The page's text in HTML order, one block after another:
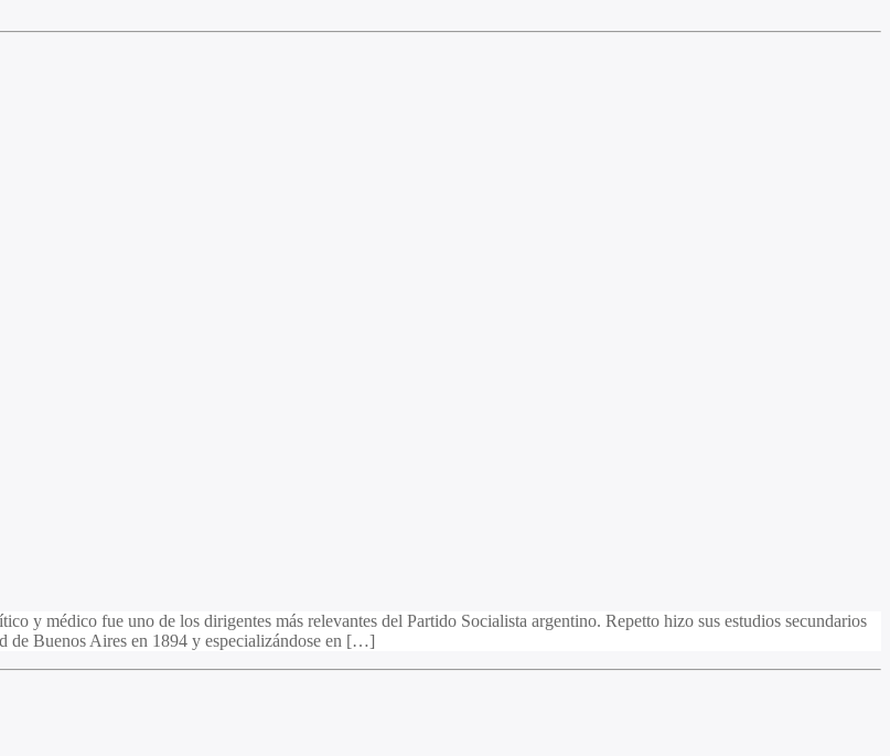
y médico fue uno de los dirigentes más relevantes del Partido Socialista argentino. Repetto hizo sus estudios secundarios
de Buenos Aires en 1894 y especializándose en […]